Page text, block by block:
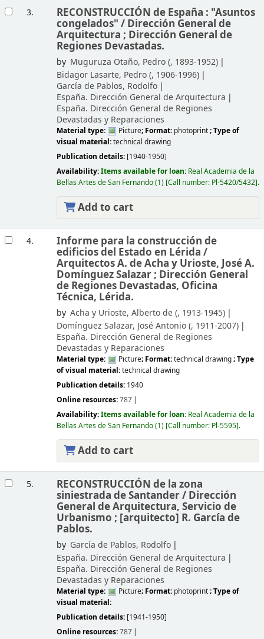
3. RECONSTRUCCIÓN de España : "Asuntos
congelados" / Dirección General de
Arquitectura ; Dirección General de
Regiones Devastadas.
by Muguruza Otaño, Pedro (, 1893-1952)
Bidagor Lasarte, Pedro (, 1906-1996)
García de Pablos, Rodolfo
España. Dirección General de Arquitectura
España. Dirección General de Regiones
Devastadas y Reparaciones
Material type: Picture; Format: photoprint; Type of
visual material:technical drawing
Publication details: [1940-1950]
Availability:Items available for loan: Real Academia de la
Bellas Artes de San Fernando(1) Call number: Pl-5420/5432 .
Add to cart
4. Informe para la construcción de
edificios del Estado en Lérida /
Arquitectos A. de Acha y Urioste, José A.
Domínguez Salazar ; Dirección General
de Regiones Devastadas, Oficina
Técnica, Lérida.
by Acha y Urioste, Alberto de (, 1913-1945)
Domínguez Salazar, José Antonio (, 1911-2007)
España. Dirección General de Regiones
Devastadas y Reparaciones
Material type: Picture; Format:technical drawing; Type
of visual material:technical drawing
Publication details: 1940
Online resources:787
Availability:Items available for loan: Real Academia de la
Bellas Artes de San Fernando(1) Call number: Pl-5595 .
Add to cart
5. RECONSTRUCCIÓN de la zona
siniestrada de Santander / Dirección
General de Arquitectura, Servicio de
Urbanismo ; [arquitecto] R. García de
Pablos.
by García de Pablos, Rodolfo
España. Dirección General de Arquitectura
España. Dirección General de Regiones
Devastadas y Reparaciones
Material type: Picture; Format: photoprint; Type of
visual material:
Publication details: [1941-1950]
Online resources:787